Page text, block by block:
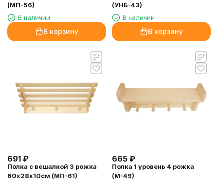
(МП-56)
В наличии
В корзину
(УНБ-43)
В наличии
В корзину
691 ₽
Полка с вешалкой 3 рожка
60х28х10см (МП-61)
665 ₽
Полка 1 уровень 4 рожка
(М-49)